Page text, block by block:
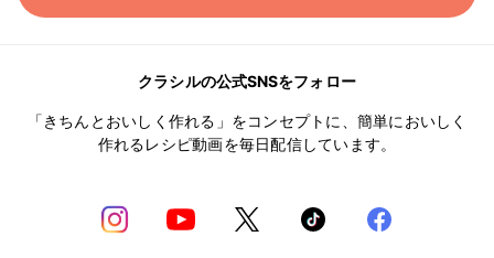
クラシルの公式SNSをフォロー
「きちんとおいしく作れる」をコンセプトに、簡単においしく
作れるレシピ動画を毎日配信しています。